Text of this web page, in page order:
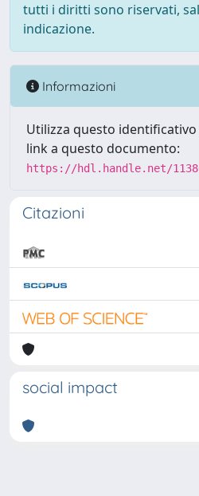
tutti i diritti sono riservati,
indicazione.
Informazioni
Utilizza questo
link a questo documento:
https://hdl.handle.net/
Citazioni
social impact